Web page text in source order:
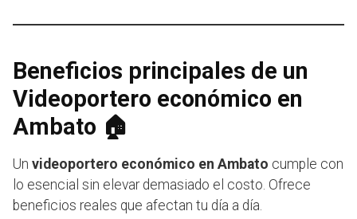
Beneficios principales de un
Videoportero económico en
Ambato 🏠
Un videoportero económico en Ambato cumple con
lo esencial sin elevar demasiado el costo. Ofrece
beneficios reales que afectan tu día a día.